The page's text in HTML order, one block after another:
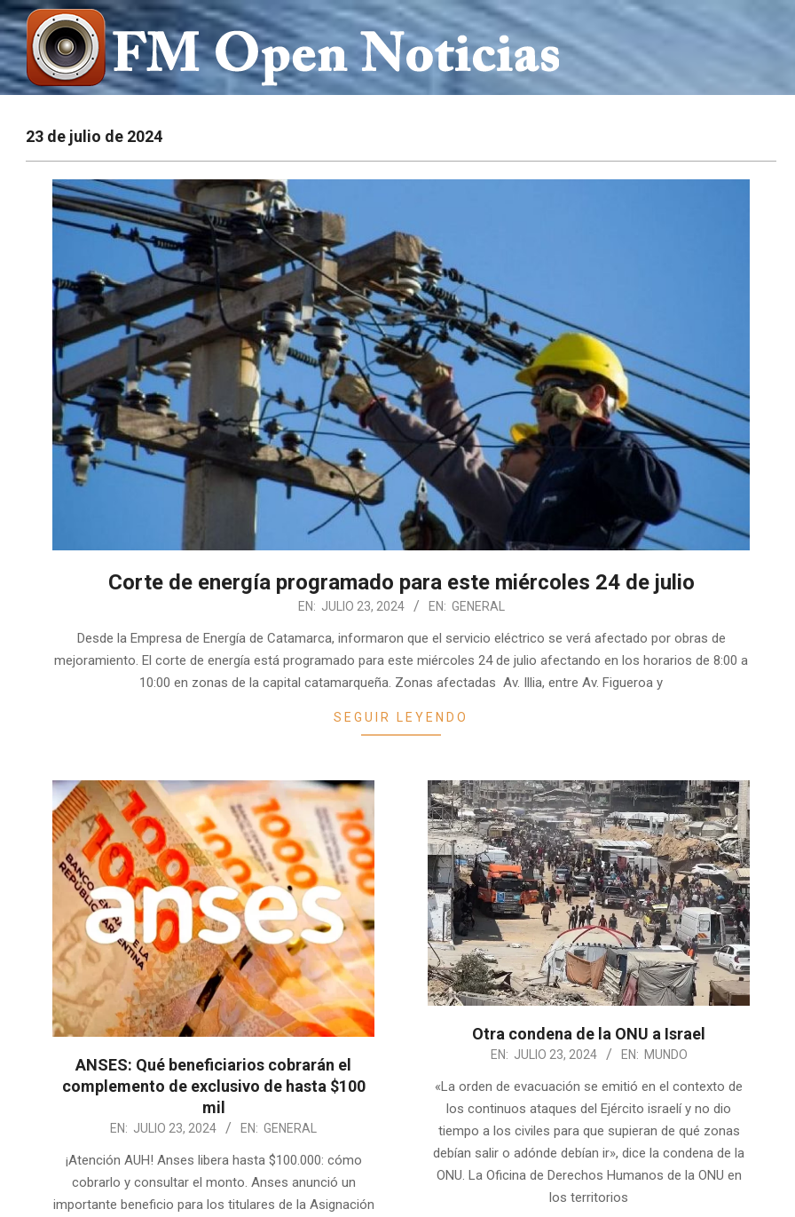
Saltar
al
contenido
FM
OPEN
NOTICIAS
23 de julio de 2024
Corte de energía programado para este miércoles 24 de julio
EN: JULIO 23, 2024 EN: GENERAL
Desde la Empresa de Energía de Catamarca, informaron que el servicio eléctrico se verá afectado por obras de
mejoramiento. El corte de energía está programado para este miércoles 24 de julio afectando en los horarios de 8:00 a
10:00 en zonas de la capital catamarqueña. Zonas afectadas Av. Illia, entre Av. Figueroa y
SEGUIR LEYENDO
ANSES: Qué beneficiarios cobrarán el
complemento de exclusivo de hasta $100
mil
EN: JULIO 23, 2024 EN: GENERAL
¡Atención AUH! Anses libera hasta $100.000: cómo
cobrarlo y consultar el monto. Anses anunció un
importante beneficio para los titulares de la Asignación
Otra condena de la ONU a Israel
EN: JULIO 23, 2024 EN: MUNDO
«La orden de evacuación se emitió en el contexto de
los continuos ataques del Ejército israelí y no dio
tiempo a los civiles para que supieran de qué zonas
debían salir o adónde debían ir», dice la condena de la
ONU. La Oficina de Derechos Humanos de la ONU en
los territorios